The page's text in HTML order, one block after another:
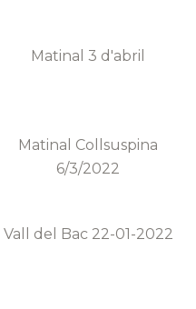
Matinal 3 d'abril
Matinal Collsuspina
6/3/2022
Vall del Bac 22-01-2022